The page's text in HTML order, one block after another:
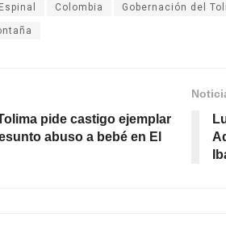
Colombia Gobernación del
pide castigo ejemplar
abuso a bebé en El